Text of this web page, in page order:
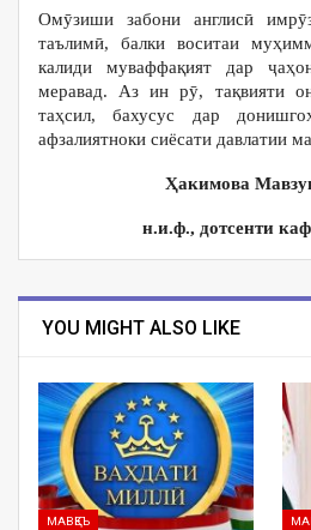
Омӯзиши забони англисӣ
таълимӣ, балки воситаи
калиди муваффақият дар
меравад. Аз ин рӯ, тақвияти
таҳсил, бахусус дар
афзалиятноки сиёсати давлатии
Ҳакимова
н.и.ф., дотсенти
YOU MIGHT ALSO LIKE
МАВҚЕЪ